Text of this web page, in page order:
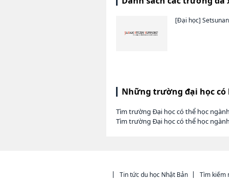
[Đại học]
Những trường đại học có
Tìm trường Đại học có thể học
Tìm trường Đại học có thể học
Tin tức du học Nhật Bản Tìm kiếm